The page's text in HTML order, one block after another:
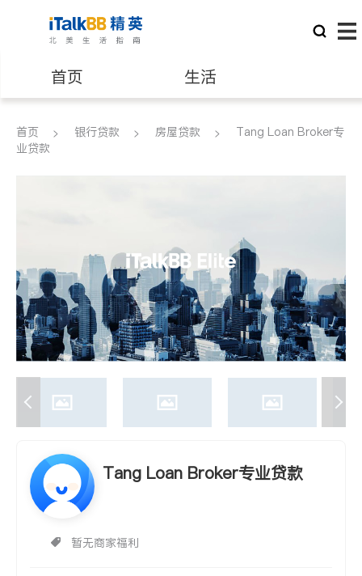
首页 生活
医生 律师
养老 非盈利组织
首页 银行贷款 房屋贷款
Tang Loan Broker专
业贷款
Tang Loan Broker专业贷款
暂无商家福利